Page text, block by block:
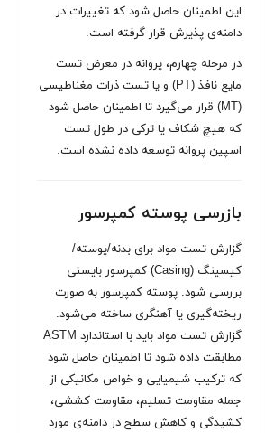
این اطمینان حاصل شود که تغییرات در
دامنه‌ی پذیرش قرار گرفته است.
در مرحله چهارم، پروانه در معرض تست
مایع نافذ (PT) و یا تست ذرات مغناطیسی
(MT) قرار می‌گیرد تا اطمینان حاصل شود
که هیچ شکاف یا ترکی در طول تست
اسپین پروانه توسعه داده نشده است.
بازرسی پوسته کمپرسور
گزارش تست مواد برای بدنه/پوسته/
کیسینگ (Casing) کمپرسور بایستی
بررسی شود. پوسته کمپرسور به صورت
ریخته‌گیری یا آهنگری ساخته می‌شود.
گزارش تست مواد باید با استاندارد ASTM
مطابقت داده شود تا اطمینان حاصل شود
که ترکیب شیمیایی و خواص مکانیکی از
جمله مقاومت تسلیم، مقاومت کششی،
کشیدگی و کاهش سطح در دامنه‌ی مورد